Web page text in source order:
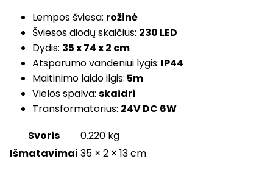
Lempos šviesa: rožinė
Šviesos diodų skaičius: 230 LED
Dydis: 35 x 74 x 2 cm
Atsparumo vandeniui lygis: IP44
Maitinimo laido ilgis: 5m
Vielos spalva: skaidri
Transformatorius: 24V DC 6W
Svoris
0.220 kg
Išmatavimai 35 × 2 × 13 cm